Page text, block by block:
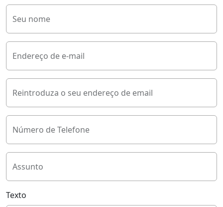
Seu nome
Endereço de e-mail
Reintroduza o seu endereço de email
Número de Telefone
Assunto
Texto